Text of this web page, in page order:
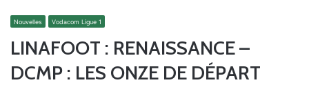
Nouvelles Vodacom Ligue 1
LINAFOOT : RENAISSANCE –
DCMP : LES ONZE DE DÉPART